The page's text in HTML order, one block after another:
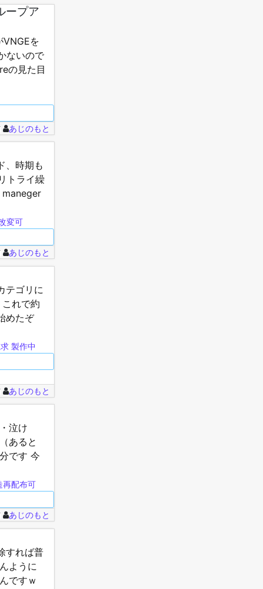
ープア
を
ないので
の見た目
あじのもと
、時期も
トライ繰
maneger
変可
あじのもと
テゴリに
れで約
めたぞ
…
製作中
あじのもと
泣け
あると
です 今
再配布可
あじのもと
すれば普
ように
ですｗ